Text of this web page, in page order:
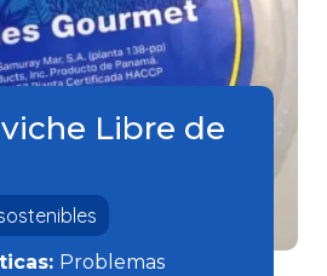
Libre de
Problemas